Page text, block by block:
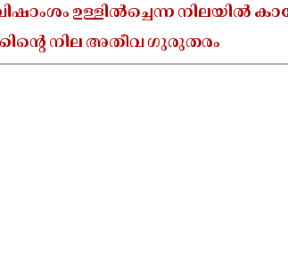
ഉള്ളിൽച്ചെന്ന നിലയിൽ
നില അതീവ ഗുരുതരം